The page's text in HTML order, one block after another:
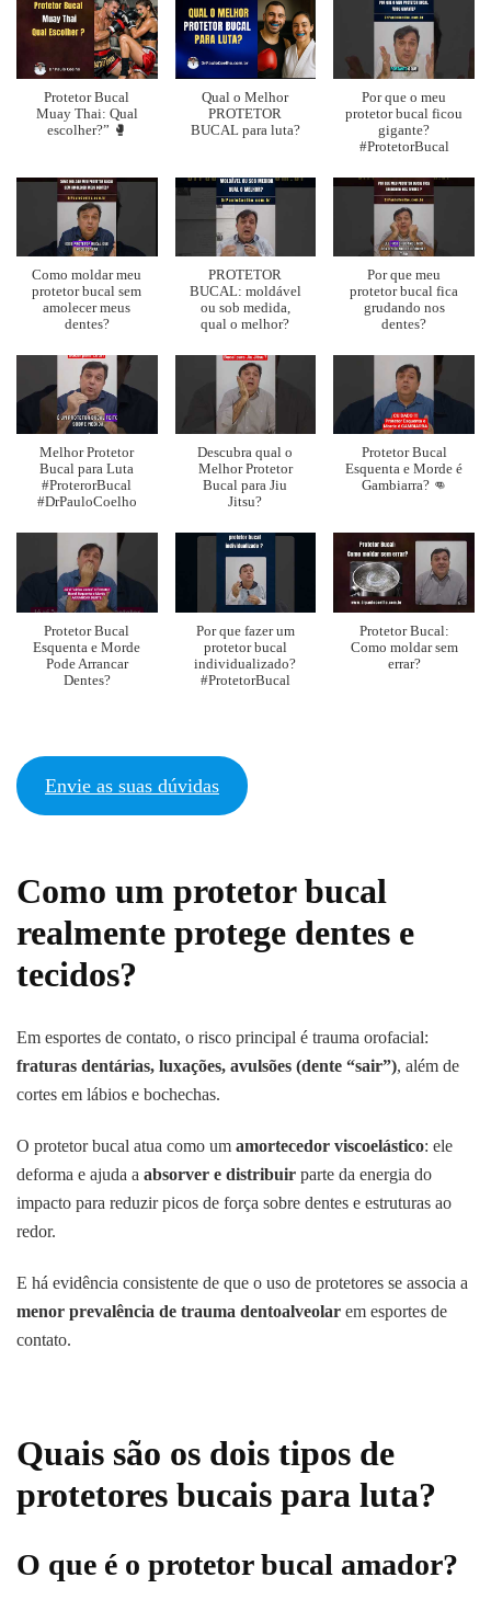
Protetor Bucal
Muay Thai: Qual
escolher?” 🥊
Qual o Melhor
PROTETOR
BUCAL para luta?
Por que o meu
protetor bucal ficou
gigante?
#ProtetorBucal
Como moldar meu
protetor bucal sem
amolecer meus
dentes?
PROTETOR
BUCAL: moldável
ou sob medida,
qual o melhor?
Por que meu
protetor bucal fica
grudando nos
dentes?
Melhor Protetor
Bucal para Luta
#ProterorBucal
#DrPauloCoelho
Descubra qual o
Melhor Protetor
Bucal para Jiu
Jitsu?
Protetor Bucal
Esquenta e Morde é
Gambiarra? 👊
Protetor Bucal
Esquenta e Morde
Pode Arrancar
Dentes?
Por que fazer um
protetor bucal
individualizado?
#ProtetorBucal
Protetor Bucal:
Como moldar sem
errar?
Envie as suas dúvidas
Como um protetor bucal
realmente protege dentes e
tecidos?
Em esportes de contato, o risco principal é trauma orofacial:
fraturas dentárias, luxações, avulsões (dente “sair”), além de
cortes em lábios e bochechas.
O protetor bucal atua como um amortecedor viscoelástico: ele
deforma e ajuda a absorver e distribuir parte da energia do
impacto para reduzir picos de força sobre dentes e estruturas ao
redor.
E há evidência consistente de que o uso de protetores se associa a
menor prevalência de trauma dentoalveolar em esportes de
contato.
Quais são os dois tipos de
protetores bucais para luta?
O que é o protetor bucal amador?